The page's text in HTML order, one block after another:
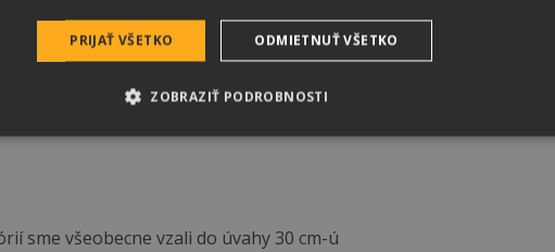
sme všeobecne vzali do úvahy 30 cm-ú
PRIJAŤ VŠETKO ODMIETNUŤ VŠETKO
ZOBRAZIŤ PODROBNOSTI